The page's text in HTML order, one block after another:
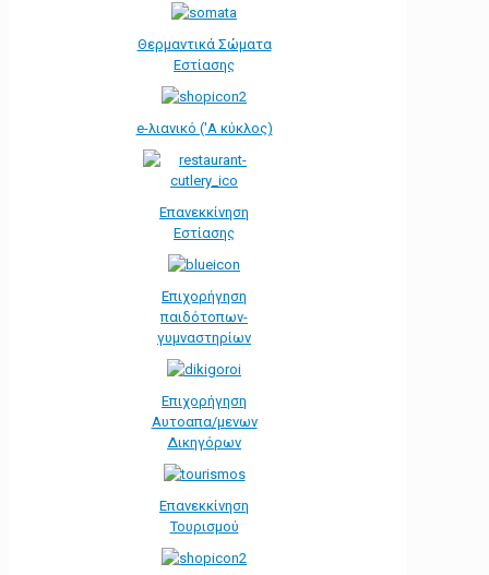
Θερμαντικά Σώματα
Εστίασης
e-λιανικό ('Α κύκλος)
Επανεκκίνηση
Εστίασης
Επιχορήγηση
παιδότοπων-
γυμναστηρίων
Επιχορήγηση
Αυτοαπα/μενων
Δικηγόρων
Επανεκκίνηση
Τουρισμού